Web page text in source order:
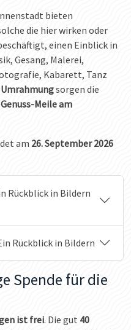
bieten
die hier wirken oder
einen Einblick in
Gesang, Malerei,
Kabarett, Tanz
sorgen die
Genuss-Meile am
am 26. September 2026
Rückblick in Bildern
Rückblick in Bildern
Spende für die
ist frei. Die gut 40